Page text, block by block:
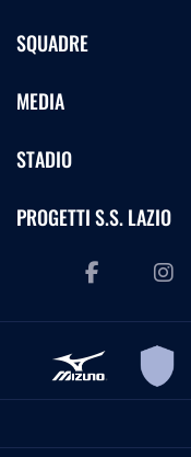
SQUADRE
MEDIA
STADIO
PROGETTI S.S. LAZIO